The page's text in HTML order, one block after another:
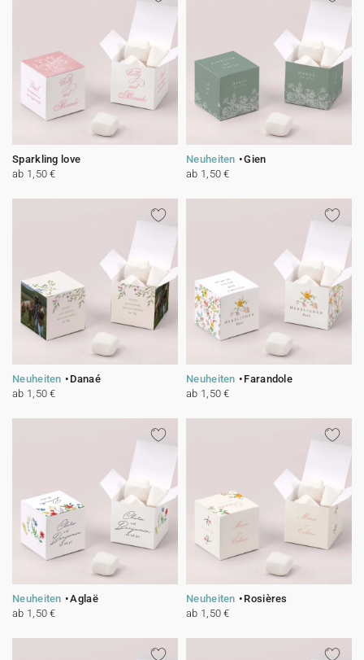
Sparkling love
ab 1,50 €
Neuheiten
Gien
ab 1,50 €
Neuheiten
Danaé
ab 1,50 €
Neuheiten
Farandole
ab 1,50 €
Neuheiten
Aglaë
ab 1,50 €
Neuheiten
Rosières
ab 1,50 €